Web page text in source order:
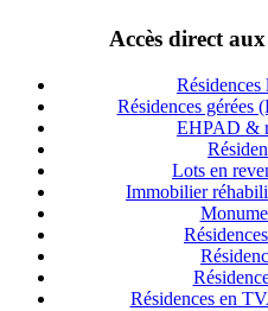
Accès direct
Résidences
Résidences
EHPAD &
Lots en
Immobilier
Résidences en